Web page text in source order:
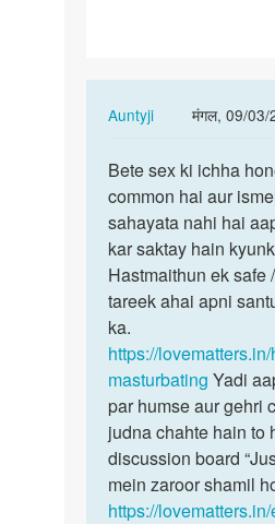
Auntyji
मंगल, 09/
In
to
Mujhe
sex
krna
h
by
Bete
sex
ki
ichha
hone
bohot…
Bete sex ki ichha
common hai aur
sahayata nahi hai
kar saktay hain
Hastmaithun ek safe
tareek ahai apni
ka.
https://
masturbating Yadi
par humse aur gehri
judna chahte hain to
discussion board
mein zaroor shamil
https://